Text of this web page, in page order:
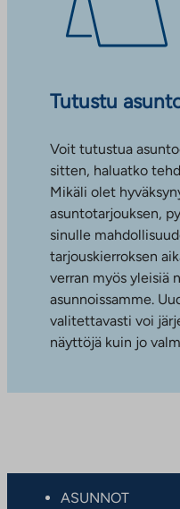
Tutustu
Voit tutustua
sitten, haluatko
Mikäli olet
asuntotarjouksen,
sinulle
tarjouskierroksen
verran myös yleisiä
asunnoissamme.
valitettavasti voi
näyttöjä kuin jo
ASUNNOT